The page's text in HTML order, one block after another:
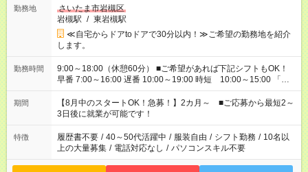
勤務地
さいたま市岩槻区
岩槻駅 / 東岩槻駅
≪自宅からドアtoドアで30分以内！≫ご希望の勤務地を紹介
します。
勤務時間
9:00～18:00（休憩60分） ■ご希望があれば下記シフトもOK！
早番 7:00～16:00 遅番 10:00～19:00 時短 10:00～15:00 「家
族と休みを合わせたい」 「余裕を持って夕飯の準備がしたい」
「できれば残業はしたくない」 など、ご希望を教えてください
ね。 ※Wワーク希望の方へ 今ご覧のお仕事で希望する勤務時間
と、もう1つのお仕事の勤務時間。 合計で週40時間を超える場
合は応募できません。
期間
【8月中のスタートOK！急募！】2カ月～ ■ご応募から最短2～
3日後に就業が可能です！
特徴 履歴書不要 / 40～50代活躍中 / 服装自由 / シフト勤務 / 10名以
上の大量募集 / 電話対応なし / パソコンスキル不要